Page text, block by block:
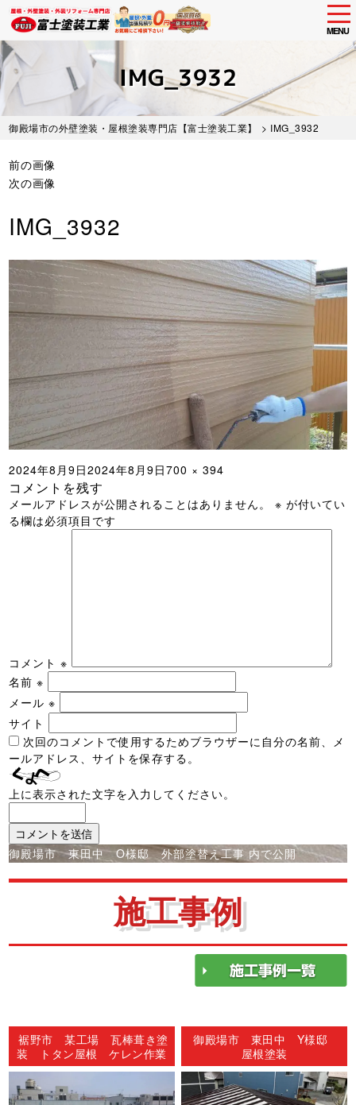
Skip
to
main
content
MENU
IMG_3932
御殿場市の外壁塗装・屋根塗装専門店【富士塗装工業】 > IMG_3932
前の画像
次の画像
IMG_3932
投
稿
日:
2024年8月9日2024年8月9日フ
サ
700 × 394
コメントを残す
メールアドレスが公開されることはありません。 ※ が付いてい
る欄は必須項目です
コメント※
名前※
メール※
サイト
次回のコメントで使用するためブラウザーに自分の名前、メ
ールアドレス、サイトを保存する。
上に表示された文字を入力してください。
投
稿
ゲ
ン
御殿場市 東田中 O様邸 外部塗替え工事 内で公開
施工事例
裾野市 某工場 瓦棒葺き塗
装 トタン屋根 ケレン作業
御殿場市 東田中 Y様邸
屋根塗装